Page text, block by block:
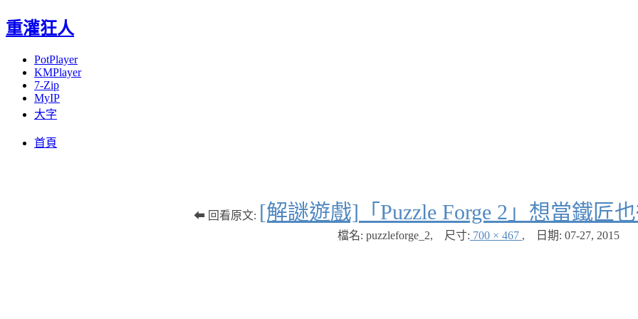
重灌狂人
PotPlayer
KMPlayer
7-Zip
MyIP
大字
首頁
⬅ 回看原文: [解謎遊戲]「Puzzle Forge 2」想當鐵匠
檔名: puzzleforge_2, 尺寸: 700 × 467 , 日期: 07-27, 2015